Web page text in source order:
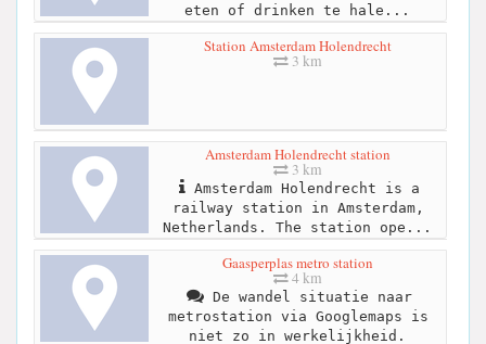
eten of drinken te hale...
Station Amsterdam Holendrecht
3 km
Amsterdam Holendrecht station
3 km
Amsterdam Holendrecht is a
railway station in Amsterdam,
Netherlands. The station ope...
Gaasperplas metro station
4 km
De wandel situatie naar
metrostation via Googlemaps is
niet zo in werkelijkheid.